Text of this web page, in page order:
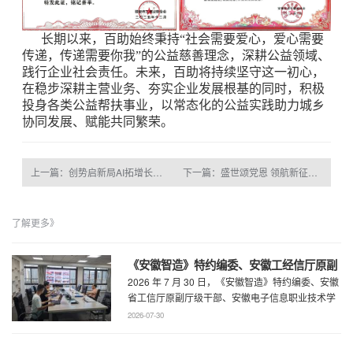
长期以来，百助始终秉持“社会需要爱心，爱心需要
传递，传递需要你我”的公益慈善理念，深耕公益领域、
践行企业社会责任。未来，百助将持续坚守这一初心，
在稳步深耕主营业务、夯实企业发展根基的同时，积极
投身各类公益帮扶事业，以常态化的公益实践助力城乡
协同发展、赋能共同繁荣。
了解更多》
《安徽智造》特约编委、安徽工经信厅原副
厅级干部、安徽电子信息职业技术学院原党
委书记石象斌莅临百助考察交流
2026 年 7 月 30 日，《安徽智造》特约编委、安徽
省工信厅原副厅级干部、安徽电子信息职业技术学
院原党委书记石象斌莅临百助考 ...
2026-07-30